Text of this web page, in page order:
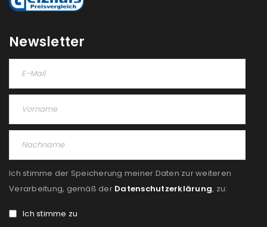
Passwort*
Anmeldeformular geschützt durch
Angemeldet bleiben
ANMELDEN
PASSWORT VERGESSEN?
REGISTRIEREN
Newsletter
Ich stimme der Speicherung meiner Daten zur weiteren
Verarbeitung, gemäß der Datenschutzerklärung, zu:
Ich stimme zu